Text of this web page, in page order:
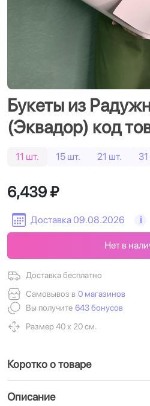
Букеты из
(Эквадор) код
11 шт. 15 шт. 21 шт.
Доставка 09.08.2026 i
6,439 ₽
Доставка бесплатно
Самовывоз в 0 магазинов
Вы получите 643 бонусов
Размер 40 х 20 см.
Нет в
Коротко о товаре
Описание